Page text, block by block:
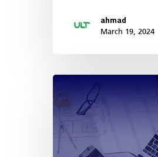
ahmad
March 19, 2024